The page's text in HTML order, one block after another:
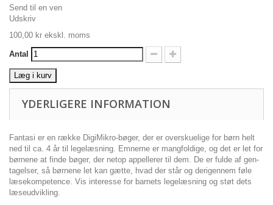
Send til en ven
Udskriv
100,00 kr ekskl. moms
Antal
Læg i kurv
YDERLIGERE INFORMATION
Fantasi er en række DigiMikro-bøger, der er overskuelige for børn helt
ned til ca. 4 år til legelæsning. Emnerne er mangfoldige, og det er let for
børnene at finde bøger, der netop appellerer til dem. De er fulde af gen­
tagelser, så børnene let kan gætte, hvad der står og der­igennem føle
læsekompetence. Vis interesse for barnets legelæsning og støt dets
læseudvikling.